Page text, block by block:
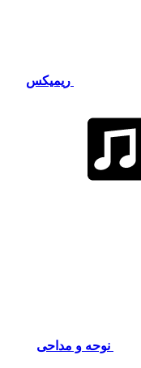
ریمیکس
نوحه و مداحی